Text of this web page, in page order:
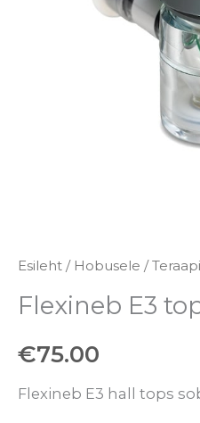
Esileht / Hobusele /
Flexineb E3
€75.00
Flexineb E3 hall tops